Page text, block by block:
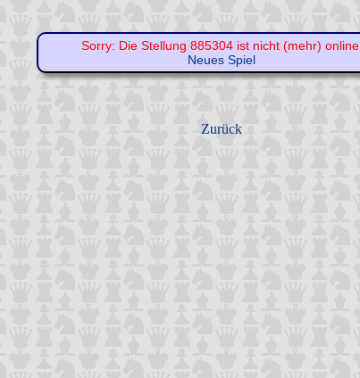
Sorry: Die Stellung 885304 ist nicht (mehr) online.
Neues Spiel
Zurück